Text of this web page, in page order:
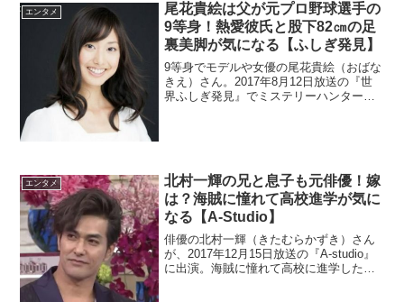
エンタメ
尾花貴絵は父が元プロ野球選手の
9等身！熱愛彼氏と股下82㎝の足
裏美脚が気になる【ふしぎ発見】
9等身でモデルや女優の尾花貴絵（おばな
きえ）さん。2017年8月12日放送の『世
界ふしぎ発見』でミステリーハンターに
エンタメ
北村一輝の兄と息子も元俳優！嫁
は？海賊に憧れて高校進学が気に
なる【A-Studio】
俳優の北村一輝（きたむらかずき）さん
が、2017年12月15日放送の『A-studio』
に出演。海賊に憧れて高校に進学したそ